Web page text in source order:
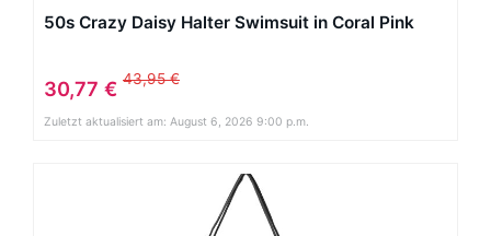
50s Crazy Daisy Halter Swimsuit in Coral Pink
30,77 € 43,95 €
Zuletzt aktualisiert am: August 6, 2026 9:00 p.m.